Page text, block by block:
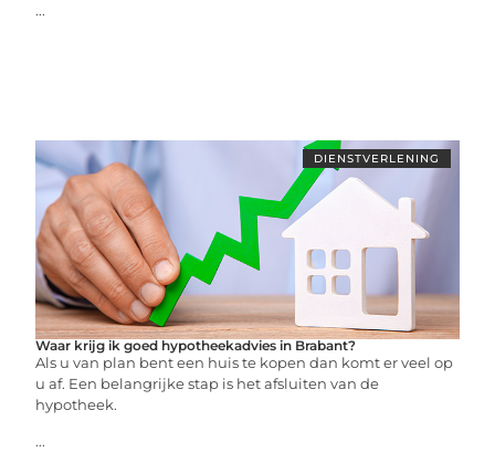
...
DIENSTVERLENING
Waar krijg ik goed hypotheekadvies in Brabant?
Als u van plan bent een huis te kopen dan komt er veel op
u af. Een belangrijke stap is het afsluiten van de
hypotheek.
...